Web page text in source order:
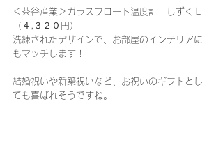
＜茶谷産業＞ガラスフロート温度計　しずくＬ
（４,３２０円）
洗練されたデザインで、お部屋のインテリアに
もマッチします！
結婚祝いや新築祝いなど、お祝いのギフトとし
ても喜ばれそうですね。